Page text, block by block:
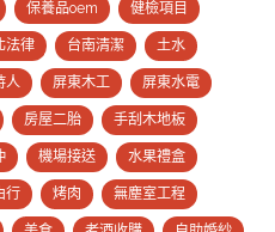
保養品oem 健檢項目
法律 台南清潔 土水
人 屏東木工 屏東水電
房屋二胎 手刮木地板
機場接送 水果禮盒
行 烤肉 無塵室工程